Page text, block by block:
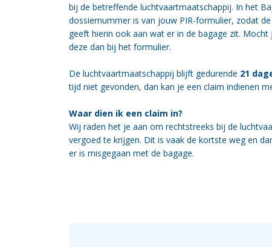
bij de betreffende luchtvaartmaatschappij. In het
dossiernummer is van jouw PIR-formulier, zodat
geeft hierin ook aan wat er in de bagage zit.
deze dan bij het formulier.
De luchtvaartmaatschappij blijft gedurende 21
tijd niet gevonden, dan kan je een claim indienen
Waar dien ik een claim in?
Wij raden het je aan om rechtstreeks bij de
vergoed te krijgen. Dit is vaak de kortste weg en
er is misgegaan met de bagage.